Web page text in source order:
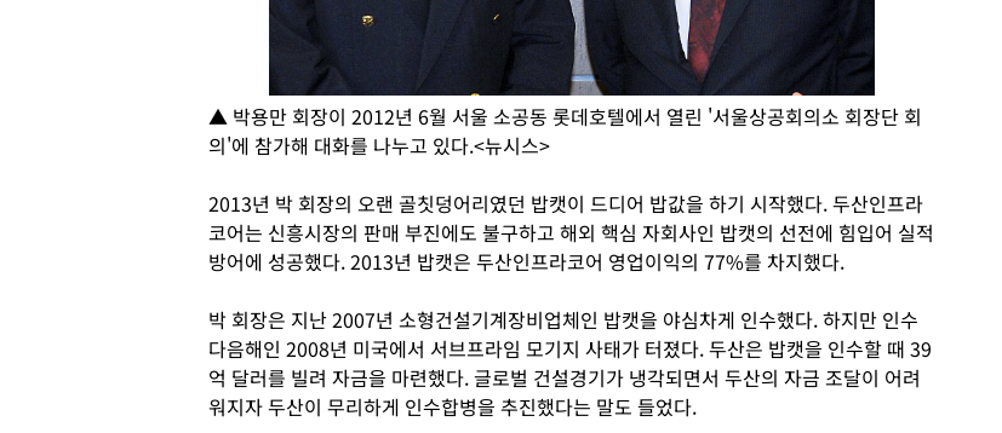
▲ 박용만 회장이 2012년 6월 서울 소공동 롯데호텔에서 열린 '서울상공회의소 회장단 회
의'에 참가해 대화를 나누고 있다.<뉴시스>
2013년 박 회장의 오랜 골칫덩어리였던 밥캣이 드디어 밥값을 하기 시작했다. 두산인프라
코어는 신흥시장의 판매 부진에도 불구하고 해외 핵심 자회사인 밥캣의 선전에 힘입어 실적
방어에 성공했다. 2013년 밥캣은 두산인프라코어 영업이익의 77%를 차지했다.
박 회장은 지난 2007년 소형건설기계장비업체인 밥캣을 야심차게 인수했다. 하지만 인수
다음해인 2008년 미국에서 서브프라임 모기지 사태가 터졌다. 두산은 밥캣을 인수할 때 39
억 달러를 빌려 자금을 마련했다. 글로벌 건설경기가 냉각되면서 두산의 자금 조달이 어려
워지자 두산이 무리하게 인수합병을 추진했다는 말도 들었다.